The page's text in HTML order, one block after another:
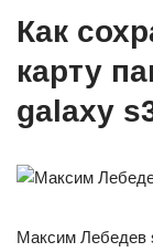
Как
карту
galaxy
Максим Лебедев